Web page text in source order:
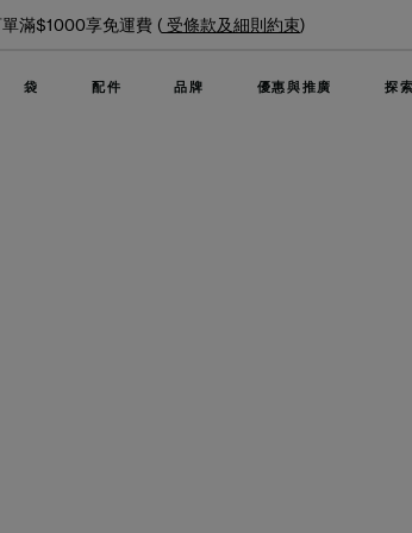
夏日限時優惠: 精選行李箱低至6折
袋 配件 品牌 優惠與推廣 探索